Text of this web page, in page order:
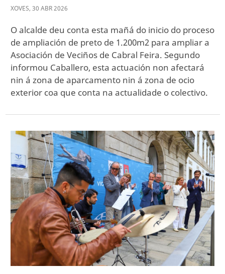
XOVES, 30 ABR2026
O alcalde deu conta esta mañá do inicio do proceso
de ampliación de preto de 1.200m2 para ampliar a
Asociación de Veciños de Cabral Feira. Segundo
informou Caballero, esta actuación non afectará
nin á zona de aparcamento nin á zona de ocio
exterior coa que conta na actualidade o colectivo.